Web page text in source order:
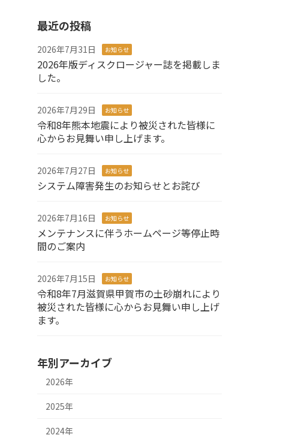
最近の投稿
2026年7月31日 お知らせ
2026年版ディスクロージャー誌を掲載しま
した。
2026年7月29日 お知らせ
令和8年熊本地震により被災された皆様に
心からお見舞い申し上げます。
2026年7月27日 お知らせ
システム障害発生のお知らせとお詫び
2026年7月16日 お知らせ
メンテナンスに伴うホームページ等停止時
間のご案内
2026年7月15日 お知らせ
令和8年7月滋賀県甲賀市の土砂崩れにより
被災された皆様に心からお見舞い申し上げ
ます。
年別アーカイブ
2026年
2025年
2024年